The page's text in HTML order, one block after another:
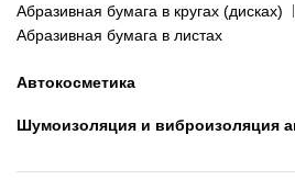
Абразивная бумага в кругах (дисках)
Абразивная бумага в листах
Автокосметика
Шумоизоляция и виброизоляция